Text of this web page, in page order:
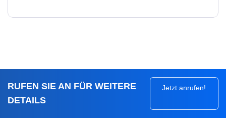
RUFEN SIE AN FÜR WEITERE
DETAILS
Jetzt anrufen!